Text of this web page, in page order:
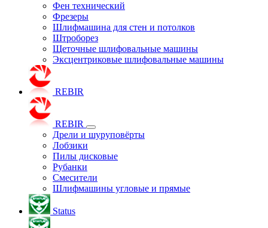
Фен технический
Фрезеры
Шлифмашина для стен и потолков
Штроборез
Щеточные шлифовальные машины
Эксцентриковые шлифовальные машины
REBIR
REBIR
Дрели и шуруповёрты
Лобзики
Пилы дисковые
Рубанки
Смесители
Шлифмашины угловые и прямые
Status